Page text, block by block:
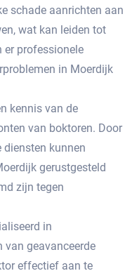
schade aanrichten aan
wat kan leiden tot
er professionele
in Moerdijk
kennis van de
van boktoren.​ Door
kunnen
gerustgesteld
zijn tegen
in
van geavanceerde
effectief aan te